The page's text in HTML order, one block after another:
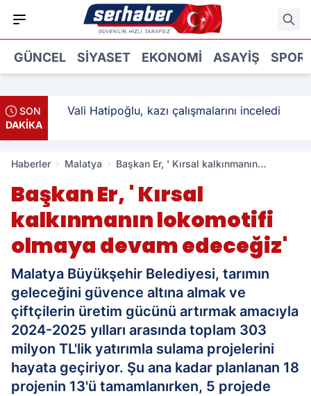
GÜNCEL SIYASET EKONOMI ASAYIŞ SPOR
SON
DAKİKA
3 Vali Hatipoğlu, kazı çalışmalarını inceledi
Haberler Malatya
Başkan Er, ' Kırsal kalkınmanın
Başkan Er, ' Kırsal
kalkınmanın lokomotifi
olmaya devam edeceğiz'
Malatya Büyükşehir Belediyesi, tarımın
geleceğini güvence altına almak ve
çiftçilerin üretim gücünü artırmak amacıyla
2024-2025 yılları arasında toplam 303
milyon TL'lik yatırımla sulama projelerini
hayata geçiriyor. Şu ana kadar planlanan 18
projenin 13'ü tamamlanırken, 5 projede